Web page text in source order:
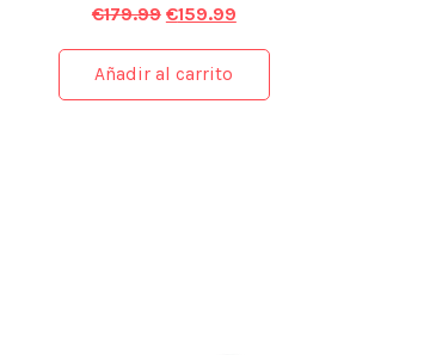
€179.99 €159.99
Añadir al carrito